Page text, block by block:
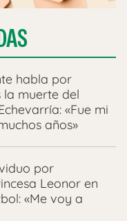
habla por
muerte del
«Fue mi
años»
por
Leonor en
«Me voy a